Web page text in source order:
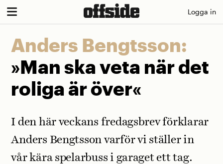
Skip
to
content
Logga in
Anders Bengtsson:
»Man ska veta när det
roliga är över«
I den här veckans fredagsbrev förklarar
Anders Bengtsson varför vi ställer in
vår kära spelarbuss i garaget ett tag.